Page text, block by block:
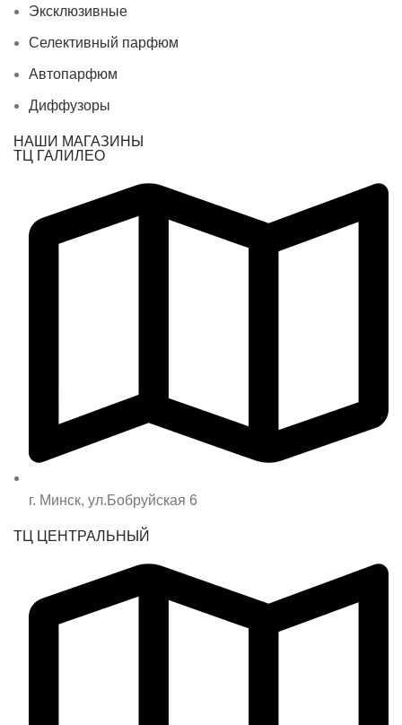
Эксклюзивные
Селективный парфюм
Автопарфюм
Диффузоры
НАШИ МАГАЗИНЫ
ТЦ ГАЛИЛЕО
г. Минск, ул.Бобруйская 6
ТЦ ЦЕНТРАЛЬНЫЙ